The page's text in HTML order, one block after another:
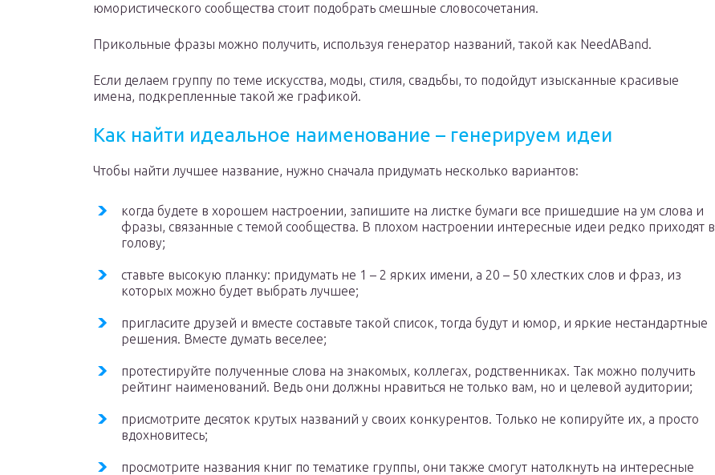
юмористического сообщества стоит подобрать смешные словосочетания.
Прикольные фразы можно получить, используя генератор названий, такой как NeedABand.
Если делаем группу по теме искусства, моды, стиля, свадьбы, то подойдут изысканные красивые
имена, подкрепленные такой же графикой.
Как найти идеальное наименование – генерируем идеи
Чтобы найти лучшее название, нужно сначала придумать несколько вариантов:
когда будете в хорошем настроении, запишите на листке бумаги все пришедшие на ум слова и
фразы, связанные с темой сообщества. В плохом настроении интересные идеи редко приходят в
голову;
ставьте высокую планку: придумать не 1 – 2 ярких имени, а 20 – 50 хлестких слов и фраз, из
которых можно будет выбрать лучшее;
пригласите друзей и вместе составьте такой список, тогда будут и юмор, и яркие нестандартные
решения. Вместе думать веселее;
протестируйте полученные слова на знакомых, коллегах, родственниках. Так можно получить
рейтинг наименований. Ведь они должны нравиться не только вам, но и целевой аудитории;
присмотрите десяток крутых названий у своих конкурентов. Только не копируйте их, а просто
вдохновитесь;
просмотрите названия книг по тематике группы, они также смогут натолкнуть на интересные